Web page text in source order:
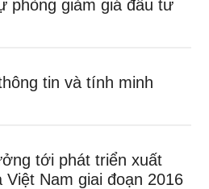
phòng giảm giá đầu tư
tin và tính minh
tới phát triển xuất
Việt Nam giai đoạn 2016